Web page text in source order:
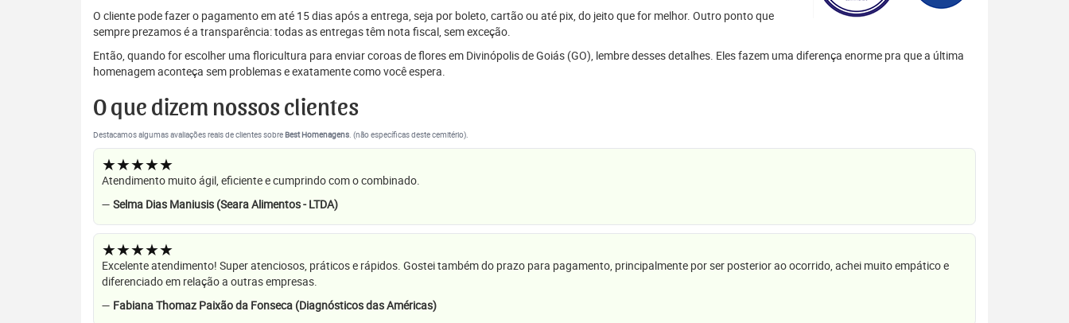
O cliente pode fazer o pagamento em até 15 dias após a entrega, seja por boleto, cartão ou até pix, do jeito que for melhor. Outro ponto que
sempre prezamos é a transparência: todas as entregas têm nota fiscal, sem exceção.
Então, quando for escolher uma floricultura para enviar coroas de flores em Divinópolis de Goiás (GO), lembre desses detalhes. Eles fazem uma diferença enorme pra que a última
homenagem aconteça sem problemas e exatamente como você espera.
O que dizem nossos clientes
Destacamos algumas avaliações reais de clientes sobreBest Homenagens. (não específicas deste cemitério).
★★★★★
Atendimento muito ágil, eficiente e cumprindo com o combinado.
— Selma Dias Maniusis (Seara Alimentos - LTDA)
★★★★★
Excelente atendimento! Super atenciosos, práticos e rápidos. Gostei também do prazo para pagamento, principalmente por ser posterior ao ocorrido, achei muito empático e
diferenciado em relação a outras empresas.
— Fabiana Thomaz Paixão da Fonseca (Diagnósticos das Américas)